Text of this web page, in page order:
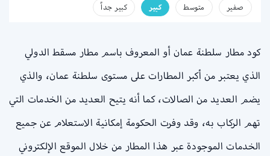
صفير متوسط كبير كبير جداً
كود مطار سلطنة عمان أو المعروف باسم مطار مسقط الدولي
الذي يعتبر من أكبر المطارات على مستوى سلطنة عمان، والذي
يضم العديد من الصالات، كما أنه يتيح العديد من الخدمات التي
تهم الركاب به، وقد وفرت الحكومة إمكانية الاستعلام عن جميع
الخدمات الموجودة عبر هذا المطار من خلال الموقع الإلكتروني